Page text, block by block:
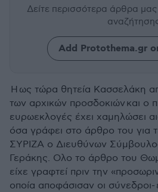
Δείτε περισσότερα άρθρα μας
Add Protothema.gr
Η ως τώρα θητεία Κασσελάκη
των αρχικών προσδοκιών και ο
ευρωεκλογές έχει χαμηλώσει
όσα γράφει στο άρθρο του για
ΣΥΡΙΖΑ ο Διευθύνων
Γεράκης. Ολο το άρθρο του
είχε γραφτεί πριν την
οποία αποφάσισαν οι σύνεδροι-